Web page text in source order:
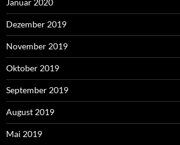
Dezember 2019
November 2019
Oktober 2019
September 2019
August 2019
Mai 2019